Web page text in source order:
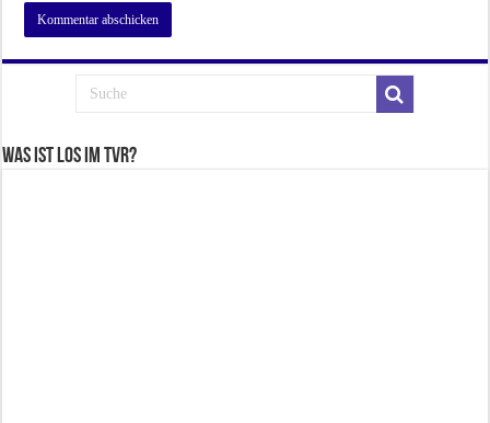
Was ist los im TVR?